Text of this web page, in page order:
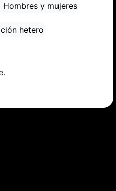
y mujeres
hetero